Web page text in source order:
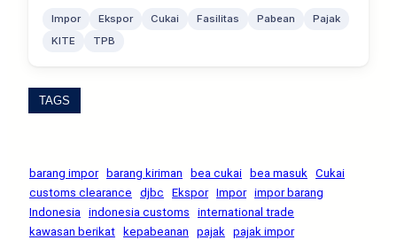
Impor Ekspor Cukai Fasilitas Pabean
Pajak
KITE
TPB
TAGS
barang impor barang kiriman bea cukai bea masuk Cukai
customs clearance
djbc Ekspor Impor impor barang
Indonesia indonesia customs
international trade
kawasan berikat
kepabeanan pajak pajak impor